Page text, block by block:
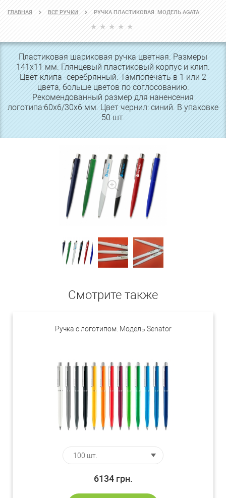
ГЛАВНАЯ ВСЕ РУЧКИ РУЧКА ПЛАСТИКОВАЯ. МОДЕЛЬ AGATA
Пластиковая шариковая ручка цветная. Размеры
141х11 мм. Глянцевый пластиковый корпус и клип.
Цвет клипа -серебрянный. Тампопечать в 1 или 2
цвета, больше цветов по соглосованию.
Рекомендованный размер для наненсения
логотипа:60х6/30х6 мм. Цвет чернил: синий. В упаковке
50 шт.
Смотрите также
Ручка с логотипом. Модель Senator
6134 грн.